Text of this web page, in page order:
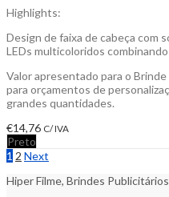
Highlights:
Design de faixa de cabeça com
LEDs multicoloridos
Valor apresentado para o
para orçamentos de
grandes quantidades.
€14,76 C/ IVA
Preto
1 2 Next
Hiper Filme, Brindes Publicitários